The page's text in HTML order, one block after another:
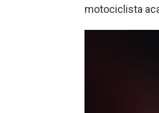
motociclista